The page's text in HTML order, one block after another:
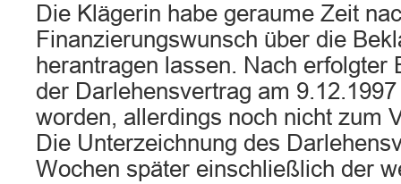
Die Klägerin habe geraume Zeit
Finanzierungswunsch über die
herantragen lassen. Nach erfolgter
der Darlehensvertrag am
worden, allerdings noch nicht zum
Die Unterzeichnung des
Wochen später einschließlich der